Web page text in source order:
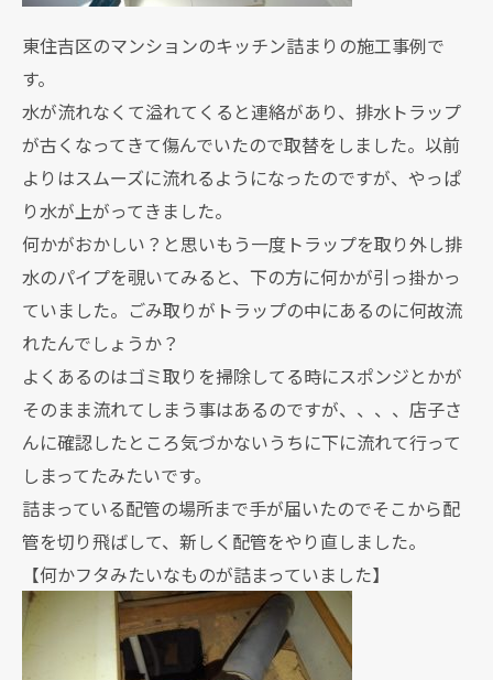
東住吉区のマンションのキッチン詰まりの施工事例で
す。
水が流れなくて溢れてくると連絡があり、排水トラップ
が古くなってきて傷んでいたので取替をしました。以前
よりはスムーズに流れるようになったのですが、やっぱ
り水が上がってきました。
何かがおかしい？と思いもう一度トラップを取り外し排
水のパイプを覗いてみると、下の方に何かが引っ掛かっ
ていました。ごみ取りがトラップの中にあるのに何故流
れたんでしょうか？
よくあるのはゴミ取りを掃除してる時にスポンジとかが
そのまま流れてしまう事はあるのですが、、、、店子さ
んに確認したところ気づかないうちに下に流れて行って
しまってたみたいです。
詰まっている配管の場所まで手が届いたのでそこから配
管を切り飛ばして、新しく配管をやり直しました。
【何かフタみたいなものが詰まっていました】